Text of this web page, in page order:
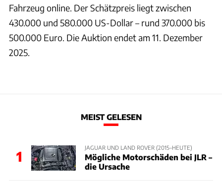
Fahrzeug online. Der Schätzpreis liegt zwischen
430.000 und 580.000 US-Dollar – rund 370.000 bis
500.000 Euro. Die Auktion endet am 11. Dezember
2025.
MEIST GELESEN
1
JAGUAR UND LAND ROVER (2015–HEUTE)
Mögliche Motorschäden bei JLR –
die Ursache